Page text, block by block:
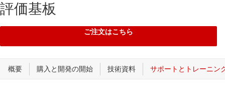
評価基板
ご注文はこちら